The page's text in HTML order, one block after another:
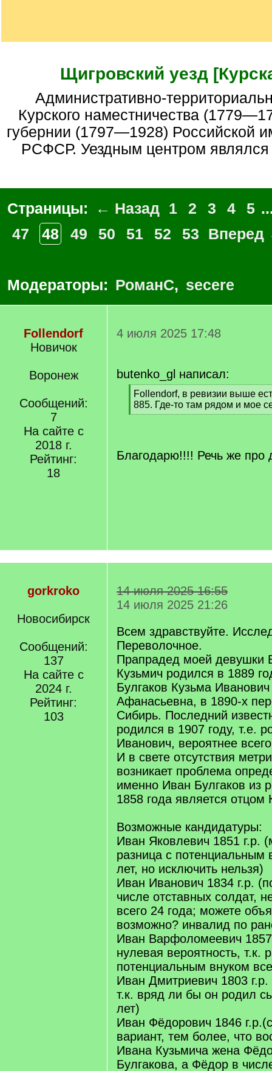
Щигровский уезд
Административно-территориальная единица
Курского наместничества
губернии (1797—1928) Российской
РСФСР. Уездным центром
Страницы: ← Назад 1 2 3 4 5
47
48 49 50 51 52 53 Вперед
Модераторы: РоманС, secere
Follendorf
Новичок
Воронеж
Сообщений:
7
На сайте с
2018 г.
Рейтинг:
18
4 июля 2025 17:48
butenko_gl написал:
[
q
]
Follendorf, в ревизии выше
885. Где-то там рядом и мое
[
Благодарю!!!! Речь же про
gorkroko
Новосибирск
Сообщений:
137
На сайте с
2024 г.
Рейтинг:
103
14 июля 2025 16:55
14 июля 2025 21:26
Всем здравствуйте.
Переволочное.
Прапрадед моей девушки
Кузьмич родился в 1889
Булгаков Кузьма
Афанасьевна, в 1890-х
Сибирь. Последний
родился в 1907 году, т.е.
Иванович, вероятнее
И в свете отсутствия
возникает проблема
именно Иван Булгаков из
1858 года является отцом
Возможные кандидатуры:
Иван Яковлевич 1851 г.р.
разница с потенциальным
лет, но исключить нельзя)
Иван Иванович 1834 г.р.
числе отставных солдат,
всего 24 года; можете
возможно? инвалид по
Иван Варфоломеевич 1857
нулевая вероятность, т.к.
потенциальным внуком
Иван Дмитриевич 1803
т.к. вряд ли бы он родил
лет)
Иван Фёдорович 1846
вариант, тем более, что
Ивана Кузьмича жена
Булгакова, а Фёдор в